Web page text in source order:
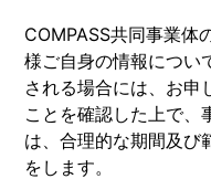
COMPASS共同事業体
様ご自身の情報につい
される場合には、お申
ことを確認した上で、
は、合理的な期間及び
をします。